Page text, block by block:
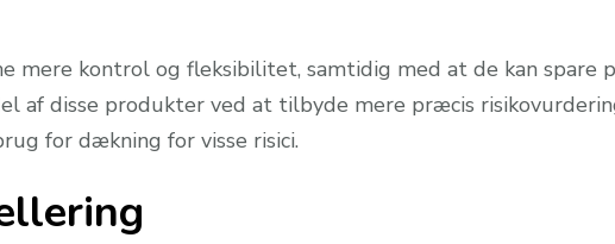
kontrol og fleksibilitet, samtidig med at de kan spare
af disse produkter ved at tilbyde mere præcis
for dækning for visse risici.